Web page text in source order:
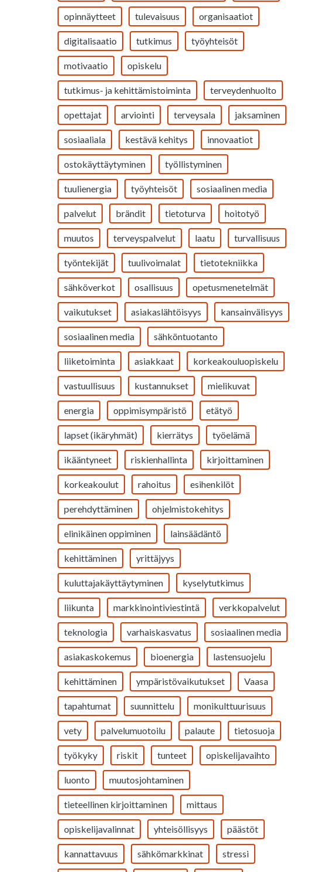
opinnäytteet tulevaisuus organisaatiot
digitalisaatio tutkimus työyhteisöt
motivaatio opiskelu
tutkimus- ja kehittämistoiminta terveydenhuolto
opettajat arviointi terveysala jaksaminen
sosiaaliala kestävä kehitys innovaatiot
ostokäyttäytyminen työllistyminen
tuulienergia työyhteisöt sosiaalinen media
palvelut brändit tietoturva hoitotyö
muutos terveyspalvelut laatu turvallisuus
työntekijät tuulivoimalat tietotekniikka
sähköverkot osallisuus opetusmenetelmät
vaikutukset asiakaslähtöisyys kansainvälisyys
sosiaalinen media sähköntuotanto
liiketoiminta asiakkaat korkeakouluopiskelu
vastuullisuus kustannukset mielikuvat
energia oppimisympäristö etätyö
lapset (ikäryhmät) kierrätys työelämä
ikääntyneet riskienhallinta kirjoittaminen
korkeakoulut rahoitus esihenkilöt
perehdyttäminen ohjelmistokehitys
elinikäinen oppiminen lainsäädäntö
kehittäminen yrittäjyys
kuluttajakäyttäytyminen kyselytutkimus
liikunta markkinointiviestintä verkkopalvelut
teknologia varhaiskasvatus sosiaalinen media
asiakaskokemus bioenergia lastensuojelu
kehittäminen ympäristövaikutukset Vaasa
tapahtumat suunnittelu monikulttuurisuus
vety palvelumuotoilu palaute tietosuoja
työkyky riskit tunteet opiskelijavaihto
luonto muutosjohtaminen
tieteellinen kirjoittaminen mittaus
opiskelijavalinnat yhteisöllisyys päästöt
kannattavuus sähkömarkkinat stressi